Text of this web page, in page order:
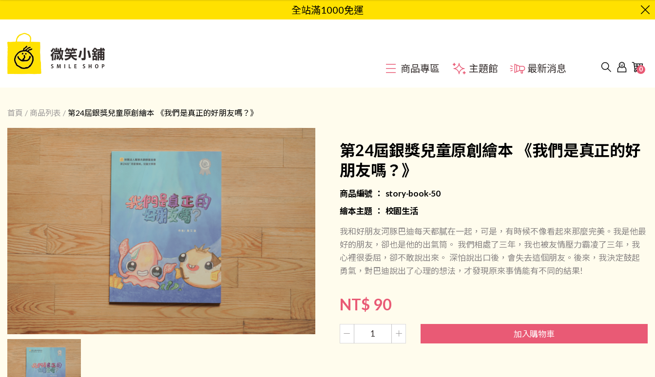
全站滿1000免運
商品專區 主題館 最新消息 0
首頁 / 商品列表 / 第24屆銀獎兒童原創繪本 《我們是真正的好朋友嗎？》
第24屆銀獎兒童原創繪本 《我們是真正的好
朋友嗎？》
商品編號 ： story-book-50
繪本主題 ： 校園生活
我和好朋友河豚巴迪每天都膩在一起，可是，有時候不像看起來那麼完美。我是他最
好的朋友，卻也是他的出氣筒。 我們相處了三年，我也被友情壓力霸凌了三年，我
心裡很委屈，卻不敢說出來。 深怕說出口後，會失去這個朋友。後來，我決定鼓起
勇氣，對巴迪說出了心理的想法，才發現原來事情能有不同的結果!
NT$ 90
加入購物車